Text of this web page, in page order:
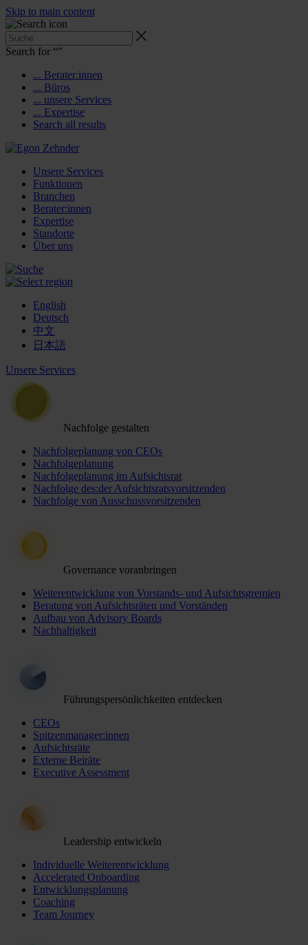
Skip to main content
Search for “”
... Berater:innen
... Büros
... unsere Services
... Expertise
Search all results
Unsere Services
Funktionen
Branchen
Berater:innen
Expertise
Standorte
Über uns
English
Deutsch
中文
日本語
Unsere Services
Nachfolge gestalten
Nachfolgeplanung von CEOs
Nachfolgeplanung
Nachfolgeplanung im Aufsichtsrat
Nachfolge des:der Aufsichtsratsvorsitzenden
Nachfolge von Ausschussvorsitzenden
Governance voranbringen
Weiterentwicklung von Vorstands- und Aufsichtsgremien
Beratung von Aufsichtsräten und Vorständen
Aufbau von Advisory Boards
Nachhaltigkeit
Führungspersönlichkeiten entdecken
CEOs
Spitzenmanager:innen
Aufsichtsräte
Externe Beiräte
Executive Assessment
Leadership entwickeln
Individuelle Weiterentwicklung
Accelerated Onboarding
Entwicklungsplanung
Coaching
Team Journey